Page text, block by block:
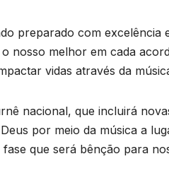
preparado com excelência
nosso melhor em cada
vidas através da
nacional, que incluirá
por meio da música a
que será bênção para